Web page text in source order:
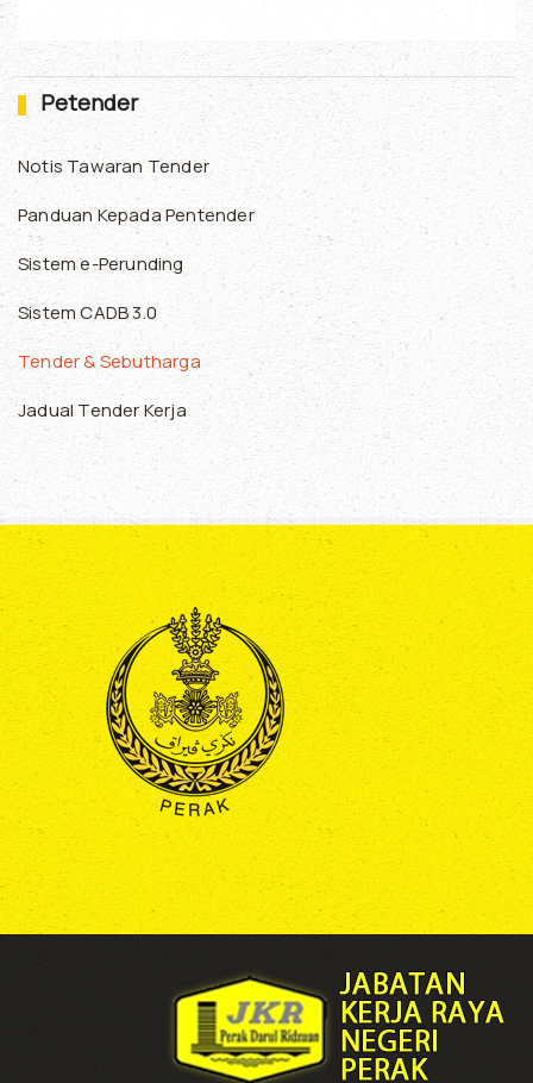
Petender
Notis Tawaran Tender
Panduan Kepada Pentender
Sistem e-Perunding
Sistem CADB 3.0
Tender & Sebutharga
Jadual Tender Kerja